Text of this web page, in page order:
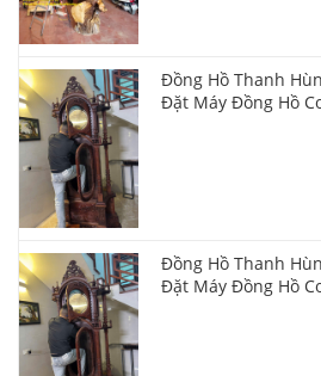
Đồng Hồ Thanh
Đặt Máy Đồng Hồ
Đồng Hồ Thanh
Đặt Máy Đồng Hồ